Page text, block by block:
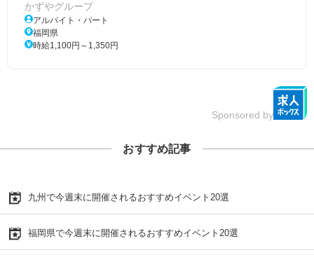
かずやグループ
アルバイト・パート
福岡県
時給1,100円～1,350円
Sponsored by
おすすめ記事
九州で今週末に開催されるおすすめイベント20選
福岡県で今週末に開催されるおすすめイベント20選